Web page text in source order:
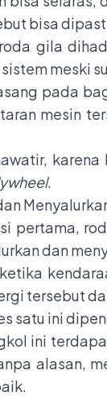
bisa
gila
meski
pada
mesin
.
pertama,
dan
tersebut
satu ini
ini
alasan,